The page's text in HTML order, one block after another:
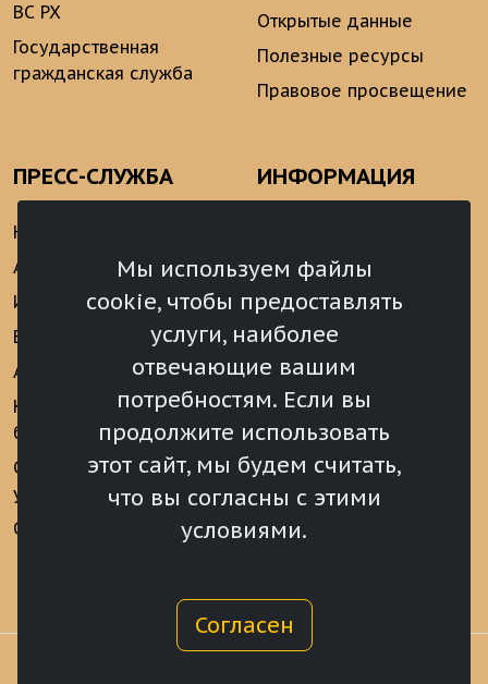
Мы используем файлы
cookie, чтобы предоставлять
услуги, наиболее
отвечающие вашим
потребностям. Если вы
продолжите использовать
этот сайт, мы будем считать,
что вы согласны с этими
условиями.
Согласен
ВС РХ
Государственная
гражданская служба
Открытые данные
Полезные ресурсы
Правовое просвещение
ПРЕСС-СЛУЖБА
Новости
Анонсы
Интервью
Видеоматериалы
Аккредитация
Конкурс «Хрустальный
барс»
Сведения о СМИ
учрежденных ВС РХ
Опросы и голосования
ИНФОРМАЦИЯ
аналитические
материалы
Реализация Послания
Президента РФ
Федеральному
Собранию РФ
Местное
самоуправление
Финансы
Награды